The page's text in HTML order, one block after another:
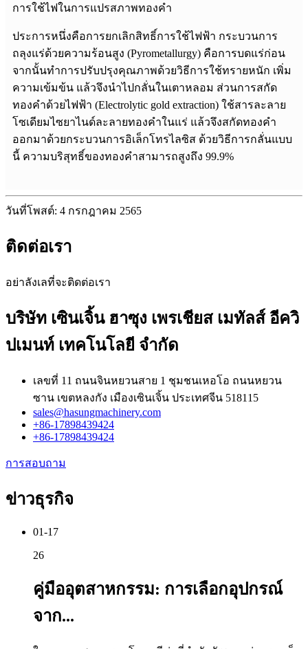
การใช้ไฟในการแปรสภาพทองคำ
ประการหนึ่งคือการยกเลิกสิทธิ์การใช้ไฟฟ้า กระบวนการ
ถลุงแร่ด้วยความร้อนสูง (Pyrometallurgy) คือการบดแร่ก่อน
จากนั้นทำการปรับปรุงคุณภาพด้วยวิธีการใช้ทรายหนัก เพิ่ม
ความเข้มข้น แล้วจึงนำไปกลั่นในเตาหลอม ส่วนการสกัด
ทองคำด้วยไฟฟ้า (Electrolytic gold extraction) ใช้สารละลาย
โซเดียมไซยาไนด์ละลายทองคำในแร่ แล้วจึงสกัดทองคำ
ออกมาด้วยกระบวนการอิเล็กโทรไลซิส ด้วยวิธีการกลั่นแบบ
นี้ ความบริสุทธิ์ของทองคำสามารถสูงถึง 99.9%
วันที่โพสต์: 4 กรกฎาคม 2565
ติดต่อเรา
อย่าลังเลที่จะติดต่อเรา
บริษัท เซินเจิ้น ฮาซุง เพรเชียส เมทัลส์ อีควิ
ปเมนท์ เทคโนโลยี จำกัด
เลขที่ 11 ถนนจินหยวนสาย 1 ชุมชนเหอโอ ถนนหยวน
ซาน เขตหลงกัง เมืองเซินเจิ้น ประเทศจีน 518115
sales@hasungmachinery.com
+86-17898439424
+86-17898439424
การสอบถาม
ข่าวธุรกิจ
01-17
26
คู่มืออุตสาหกรรม: การเลือกอุปกรณ์
จาก...